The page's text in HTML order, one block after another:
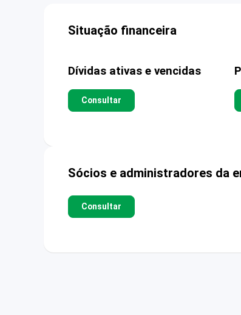
Situação financeira
Dívidas ativas e vencidas
Consultar
Sócios e administradores da
Consultar